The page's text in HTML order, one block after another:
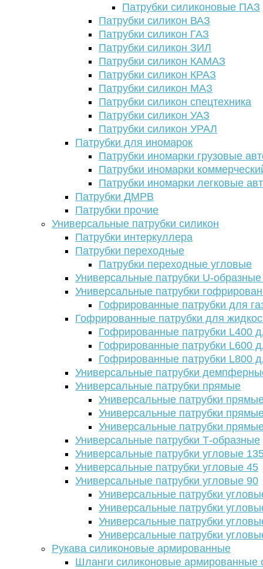
Патрубки силиконовые ПАЗ
Патрубки силикон ВАЗ
Патрубки силикон ГАЗ
Патрубки силикон ЗИЛ
Патрубки силикон КАМАЗ
Патрубки силикон КРАЗ
Патрубки силикон МАЗ
Патрубки силикон спецтехника
Патрубки силикон УАЗ
Патрубки силикон УРАЛ
Патрубки для иномарок
Патрубки иномарки грузовые
Патрубки иномарки
Патрубки иномарки легковые
Патрубки ДМРВ
Патрубки прочие
Универсальные патрубки силикон
Патрубки интеркуллера
Патрубки переходные
Патрубки переходные угловые
Универсальные патрубки U-
Универсальные патрубки
Гофрированные патрубки для
Гофрированные патрубки для
Гофрированные патрубки L400
Гофрированные патрубки L600
Гофрированные патрубки L800
Универсальные патрубки
Универсальные патрубки прямые
Универсальные патрубки
Универсальные патрубки
Универсальные патрубки
Универсальные патрубки Т-образные
Универсальные патрубки угловые
Универсальные патрубки угловые 45
Универсальные патрубки угловые 90
Универсальные патрубки
Универсальные патрубки
Универсальные патрубки
Универсальные патрубки
Рукава силиконовые армированные
Шланги силиконовые армированные